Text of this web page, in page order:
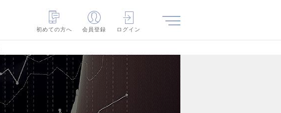
初めての方へ
会員登録 ログイン